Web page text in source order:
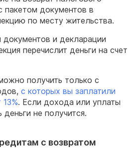
пакетом документов в
по месту жительства.
документов и декларации
перечислит деньги на счет
получить только с
с которых вы заплатили
. Если дохода или уплаты
не получится.
с возвратом